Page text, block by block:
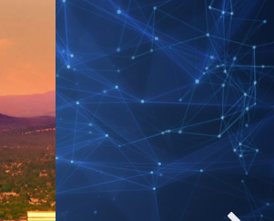
van Begrip
voor een Gevaarlijke
Ziektes en Verwondingen
Eerlijkheid